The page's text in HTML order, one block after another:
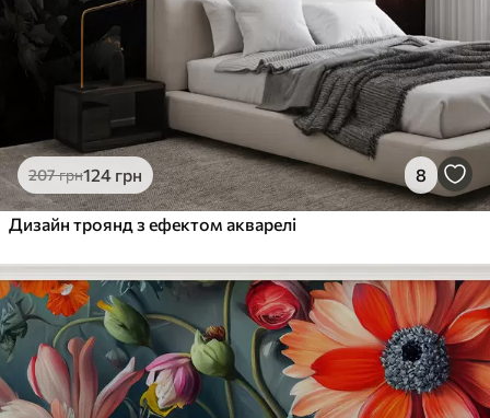
207грн124 грн 8
Дизайн троянд з ефектом акварелі